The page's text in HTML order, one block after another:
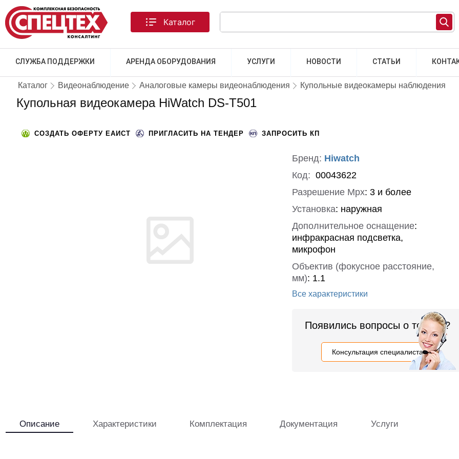
СЛУЖБА ПОДДЕРЖКИ АРЕНДА ОБОРУДОВАНИЯ УСЛУГИ НОВОСТИ СТАТЬИ
Каталог
Каталог Видеонаблюдение Аналоговые камеры видеонаблюдения Купольные видеокамеры наблюдения
Купольная видеокамера HiWatch DS-T501
СОЗДАТЬ ОФЕРТУ ЕАИСТ ПРИГЛАСИТЬ НА ТЕНДЕР ЗАПРОСИТЬ КП
Бренд: Hiwatch
Код: 00043622
Разрешение Mpx: 3 и более
Установка: наружная
Дополнительное оснащение:
инфракрасная подсветка,
микрофон
Объектив (фокусное расстояние,
мм): 1.1
Все характеристики
Появились вопросы о товаре?
Консультация специалиста
Описание Характеристики Комплектация Документация Услуги